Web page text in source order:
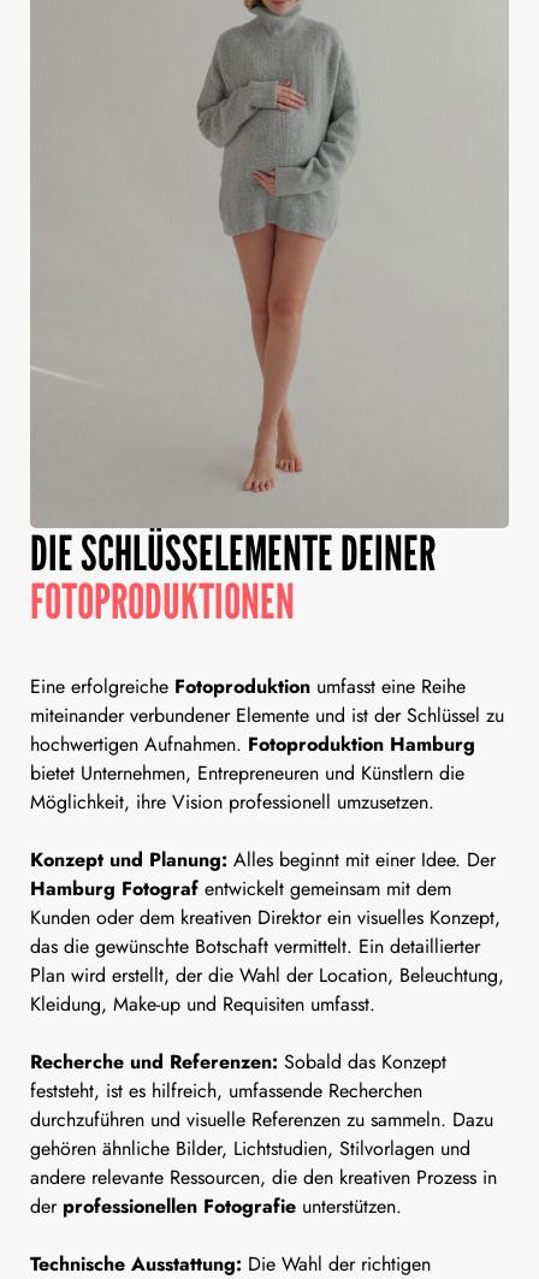
DIE SCHLÜSSELEMENTE DEINER
FOTOPRODUKTIONEN
Eine erfolgreiche Fotoproduktion umfasst eine Reihe
miteinander verbundener Elemente und ist der Schlüssel zu
hochwertigen Aufnahmen. Fotoproduktion Hamburg
bietet Unternehmen, Entrepreneuren und Künstlern die
Möglichkeit, ihre Vision professionell umzusetzen.
Konzept und Planung: Alles beginnt mit einer Idee. Der
Hamburg Fotograf entwickelt gemeinsam mit dem
Kunden oder dem kreativen Direktor ein visuelles Konzept,
das die gewünschte Botschaft vermittelt. Ein detaillierter
Plan wird erstellt, der die Wahl der Location, Beleuchtung,
Kleidung, Make-up und Requisiten umfasst.
Recherche und Referenzen: Sobald das Konzept
feststeht, ist es hilfreich, umfassende Recherchen
durchzuführen und visuelle Referenzen zu sammeln. Dazu
gehören ähnliche Bilder, Lichtstudien, Stilvorlagen und
andere relevante Ressourcen, die den kreativen Prozess in
der professionellen Fotografie unterstützen.
Technische Ausstattung: Die Wahl der richtigen